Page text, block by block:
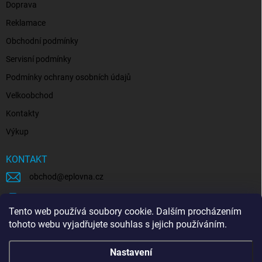
Tento web používá soubory cookie. Dalším procházením
tohoto webu vyjadřujete souhlas s jejich používáním.
Nastavení
Doprava
Reklamace
Obchodní podmínky
Servisní podmínky
Podmínky ochrany osobních údajů
Velkoobchod
Kontakty
Výkup
KONTAKT
obchod @eplovna.cz
eplovna.cz